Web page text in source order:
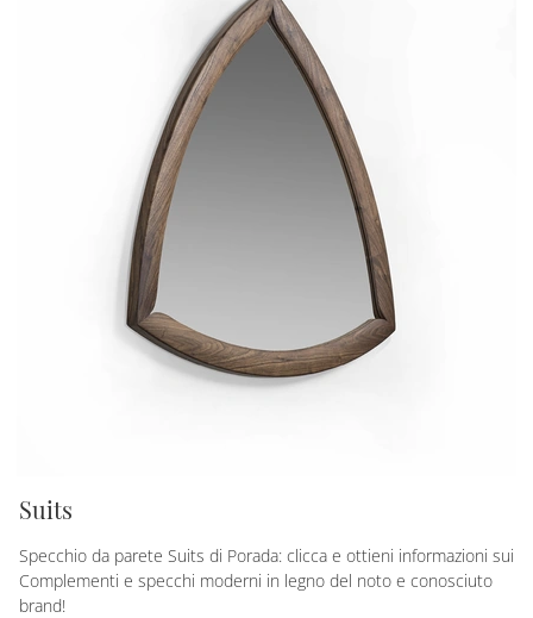
Suits
Specchio da parete Suits di Porada: clicca e ottieni informazioni sui
Complementi e specchi moderni in legno del noto e conosciuto
brand!